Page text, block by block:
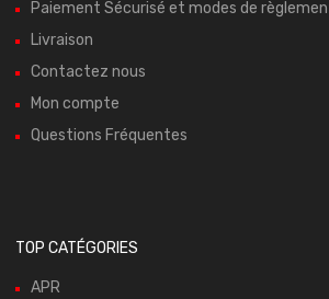
Paiement Sécurisé et modes de
Livraison
Contactez nous
Mon compte
Questions Fréquentes
TOP CATÉGORIES
APR